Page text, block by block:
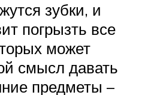
зубки, и
погрызть все
может
смысл давать
предметы –